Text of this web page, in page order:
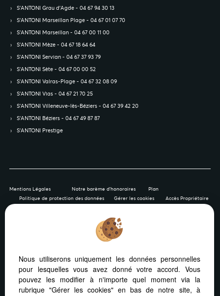
S’ANTONI Grau d'Agde - 04 67 94 30 13
S’ANTONI Marseillan Plage - 04 67 01 07 70
S’ANTONI Marseillan - 04 67 00 11 00
S’ANTONI Mèze - 04 67 18 64 64
S’ANTONI Servian - 04 67 37 93 79
S’ANTONI Sète - 04 67 00 00 52
S’ANTONI Valras-Plage - 04 67 32 08 09
S’ANTONI Vias - 04 67 21 70 25
S’ANTONI Villeneuve-lès-Béziers - 04 67 39 42 20
S’ANTONI Béziers - 04 67 49 87 87
S’ANTONI Prestige
Mentions Légales Notre barème d'honoraires
Plan
Politique de protection des données
Gérer les cookies Accès Propriétaire
Afin de vous offrir un confort de lecture permanent, depuis
votre PC, votre tablette ou votre smartphone, notre site
s’adapte automatiquement aux différents types d'écrans
Nous utiliserons uniquement les données personnelles
pour lesquelles vous avez donné votre accord. Vous
pouvez les modifier à n'importe quel moment via la
rubrique "Gérer les cookies" en bas de notre site, à